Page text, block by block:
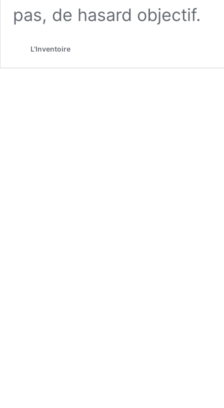
pas, de hasard objectif.
L'Inventoire